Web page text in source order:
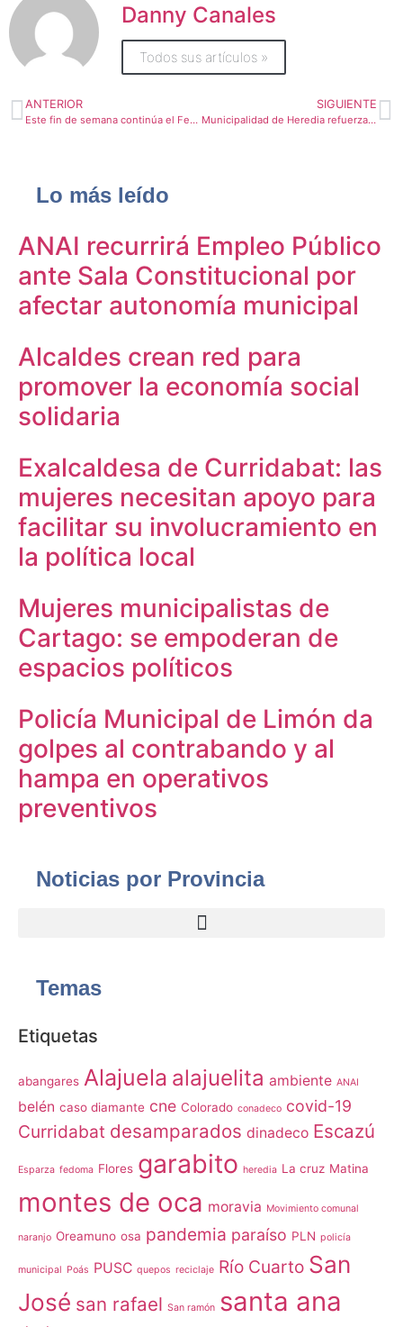
Danny Canales
Todos sus artículos »
ANTERIOR
Este fin de semana continúa el Festival Virtual de la Cultura Alajuelense
SIGUIENTE
Municipalidad de Heredia refuerza sistema eléctrico de mercado municipal para brindar mayor seguridad
Lo más leído
ANAI recurrirá Empleo Público
ante Sala Constitucional por
afectar autonomía municipal
Alcaldes crean red para
promover la economía social
solidaria
Exalcaldesa de Curridabat: las
mujeres necesitan apoyo para
facilitar su involucramiento en
la política local
Mujeres municipalistas de
Cartago: se empoderan de
espacios políticos
Policía Municipal de Limón da
golpes al contrabando y al
hampa en operativos
preventivos
Noticias por Provincia
Temas
Etiquetas
abangares Alajuela alajuelita ambiente ANAI
belén caso diamante cne Colorado conadeco covid-19
Curridabat desamparados dinadeco Escazú
Esparza fedoma Flores garabito heredia La cruz Matina
montes de oca moravia Movimiento comunal
naranjo Oreamuno osa pandemia paraíso PLN policía
municipal Poás PUSC quepos reciclaje Río Cuarto San
José san rafael San ramón santa ana